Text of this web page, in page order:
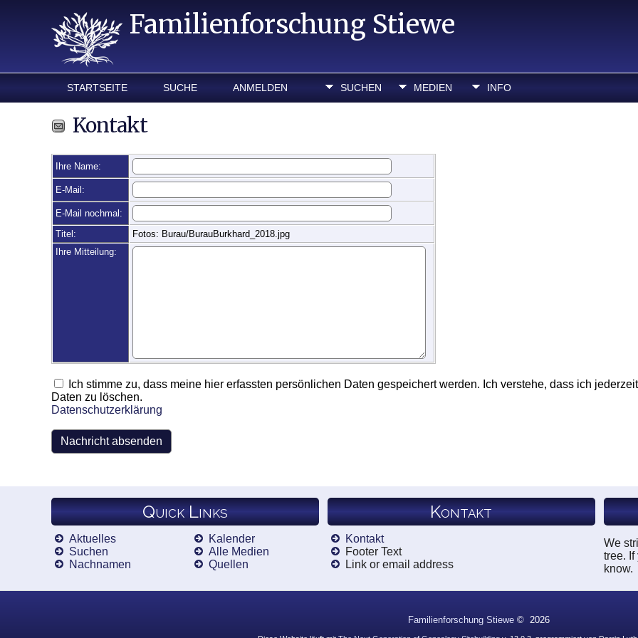
Familienforschung Stiewe
STARTSEITE SUCHE ANMELDEN SUCHEN MEDIEN INFO
Kontakt
Ihre Name:
E-Mail:
E-Mail nochmal:
Titel:
Fotos: Burau/BurauBurkhard_2018.jpg
Ihre Mitteilung:
Ich stimme zu, dass meine hier erfassten persönlichen Daten gespeichert werden. Ich verstehe, dass ich
Daten zu löschen.
Datenschutzerklärung
Quick Links
Aktuelles
Suchen
Nachnamen
Kalender
Alle Medien
Quellen
Kontakt
Kontakt
Footer Text
Link or email address
We
tree.
know.
Familienforschung Stiewe© 2026